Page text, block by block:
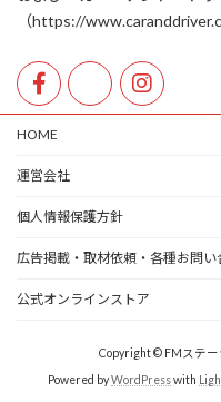
（https://
HOME
運営会社
個人情報保護方針
広告掲載・取材依頼・各種お問い
公式オンラインストア
Copyright © FMステー
Powered byWordPresswith